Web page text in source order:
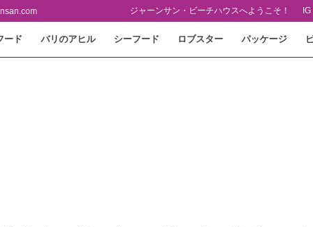
ジャーンサン・ビーチハウスへようこそ！ IG
ード バリのアヒル シーフード ロブスター パッケージ